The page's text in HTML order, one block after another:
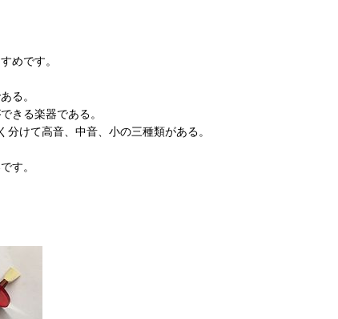
めです。
る。
きる楽器である。
けて高音、中音、小の三種類がある。
す。